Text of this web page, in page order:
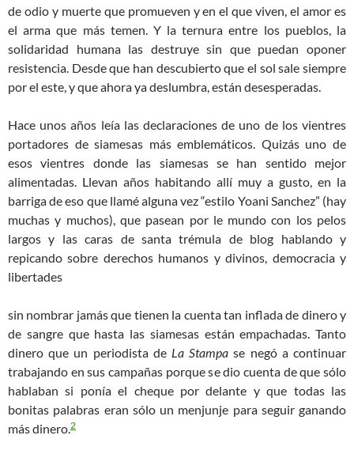
de odio y muerte que promueven y en el que viven, el amor es
el arma que más temen. Y la ternura entre los pueblos, la
solidaridad humana las destruye sin que puedan oponer
resistencia. Desde que han descubierto que el sol sale siempre
por el este, y que ahora ya deslumbra, están desesperadas.
Hace unos años leía las declaraciones de uno de los vientres
portadores de siamesas más emblemáticos. Quizás uno de
esos vientres donde las siamesas se han sentido mejor
alimentadas. Llevan años habitando allí muy a gusto, en la
barriga de eso que llamé alguna vez “estilo Yoani Sanchez” (hay
muchas y muchos), que pasean por le mundo con los pelos
largos y las caras de santa trémula de blog hablando y
repicando sobre derechos humanos y divinos, democracia y
libertades
sin nombrar jamás que tienen la cuenta tan inflada de dinero y
de sangre que hasta las siamesas están empachadas. Tanto
dinero que un periodista deLa Stampa se negó a continuar
trabajando en sus campañas porque se dio cuenta de que sólo
hablaban si ponía el cheque por delante y que todas las
bonitas palabras eran sólo un menjunje para seguir ganando
más dinero.2